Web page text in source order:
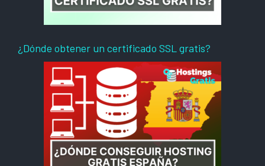
¿Dónde obtener un certificado SSL gratis?